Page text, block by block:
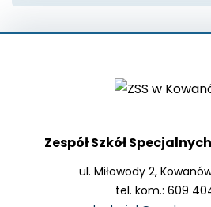
Zespół Szkół
ul. Miłowody 2,
tel. kom.: 609